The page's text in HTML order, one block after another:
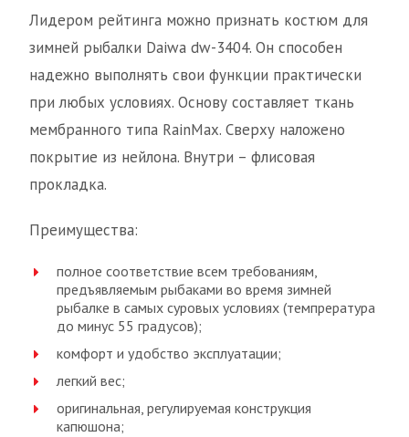
Лидером рейтинга можно признать костюм для
зимней рыбалки Daiwa dw-3404. Он способен
надежно выполнять свои функции практически
при любых условиях. Основу составляет ткань
мембранного типа RainMax. Сверху наложено
покрытие из нейлона. Внутри – флисовая
прокладка.
Преимущества:
полное соответствие всем требованиям,
предъявляемым рыбаками во время зимней
рыбалке в самых суровых условиях (темпрература
до минус 55 градусов);
комфорт и удобство эксплуатации;
легкий вес;
оригинальная, регулируемая конструкция
капюшона;